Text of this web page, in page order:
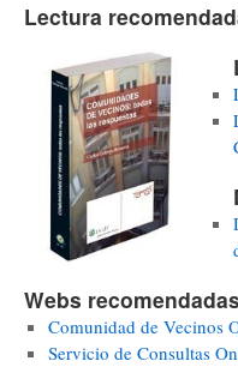
Lectura
Webs recomendadas
Comunidad de Vecinos
Servicio de Consultas